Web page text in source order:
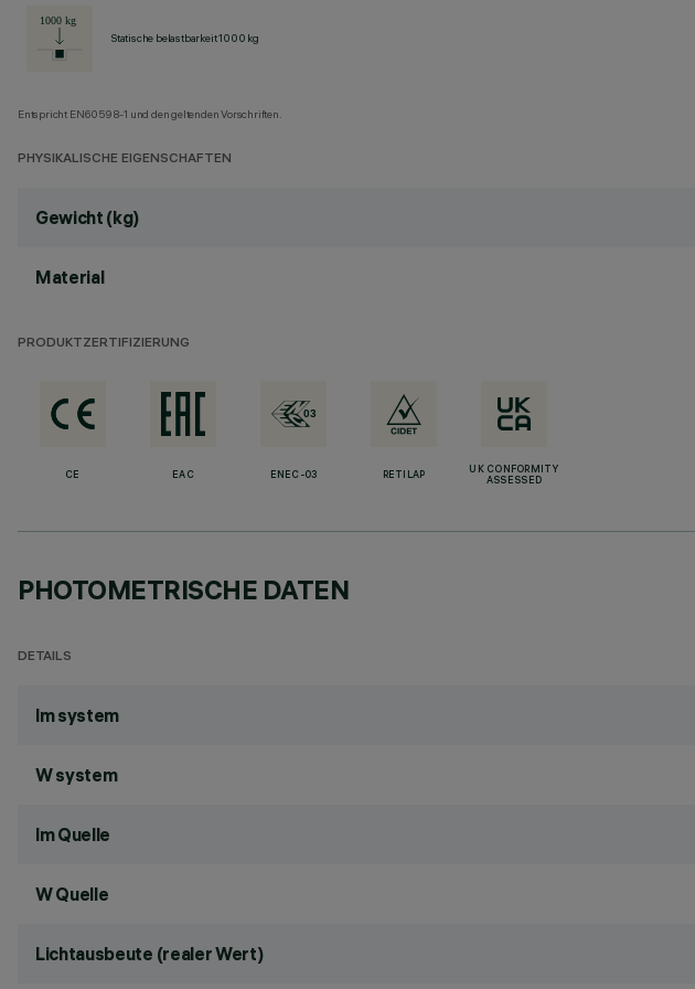
Statische belastbarkeit 1000 kg
Entspricht EN60598-1 und den geltenden Vorschriften.
PHYSIKALISCHE EIGENSCHAFTEN
Gewicht (kg)
Material
PRODUKTZERTIFIZIERUNG
CE EAC ENEC-03 RETILAP
UK CONFORMITY
ASSESSED
PHOTOMETRISCHE DATEN
DETAILS
lm system
W system
lm Quelle
W Quelle
Lichtausbeute (realer Wert)